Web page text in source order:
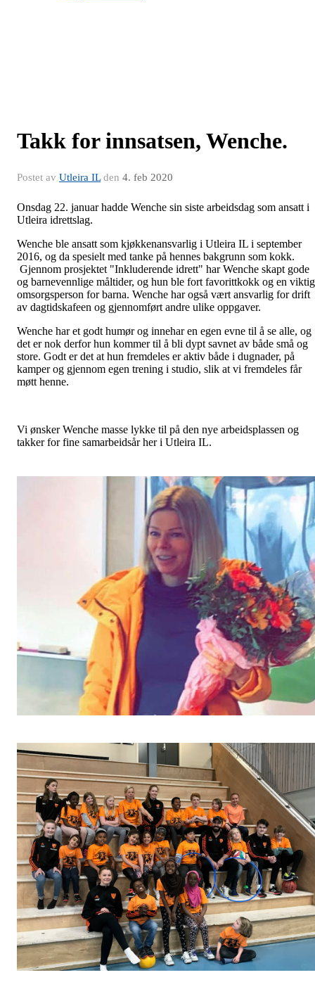
Takk for innsatsen, Wenche.
Postet av Utleira ILden 4. feb 2020
Onsdag 22. januar hadde Wenche sin siste arbeidsdag som ansatt i
Utleira idrettslag.
Wenche ble ansatt som kjøkkenansvarlig i Utleira IL i september
2016, og da spesielt med tanke på hennes bakgrunn som kokk.
Gjennom prosjektet "Inkluderende idrett" har Wenche skapt gode
og barnevennlige måltider, og hun ble fort favorittkokk og en viktig
omsorgsperson for barna. Wenche har også vært ansvarlig for drift
av dagtidskafeen og gjennomført andre ulike oppgaver.
Wenche har et godt humør og innehar en egen evne til å se alle, og
det er nok derfor hun kommer til å bli dypt savnet av både små og
store. Godt er det at hun fremdeles er aktiv både i dugnader, på
kamper og gjennom egen trening i studio, slik at vi fremdeles får
møtt henne.
Vi ønsker Wenche masse lykke til på den nye arbeidsplassen og
takker for fine samarbeidsår her i Utleira IL.